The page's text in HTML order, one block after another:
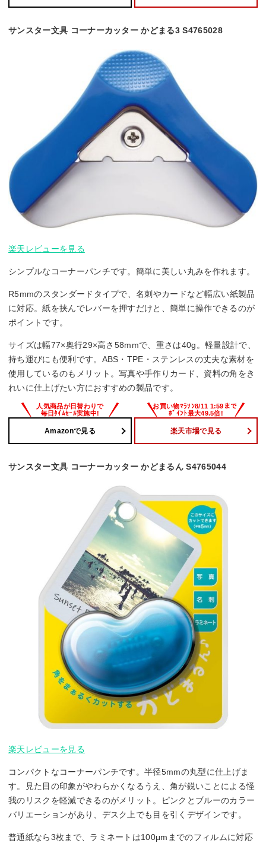
サンスター文具 コーナーカッター かどまる3 S4765028
楽天レビューを見る
シンプルなコーナーパンチです。簡単に美しい丸みを作れます。
R5mmのスタンダードタイプで、名刺やカードなど幅広い紙製品
に対応。紙を挟んでレバーを押すだけと、簡単に操作できるのが
ポイントです。
サイズは幅77×奥行29×高さ58mmで、重さは40g。軽量設計で、
持ち運びにも便利です。ABS・TPE・ステンレスの丈夫な素材を
使用しているのもメリット。写真や手作りカード、資料の角をき
れいに仕上げたい方におすすめの製品です。
Amazonで見る 楽天市場で見る
サンスター文具 コーナーカッター かどまるん S4765044
楽天レビューを見る
コンパクトなコーナーパンチです。半径5mmの丸型に仕上げま
す。見た目の印象がやわらかくなるうえ、角が鋭いことによる怪
我のリスクを軽減できるのがメリット。ピンクとブルーのカラー
バリエーションがあり、デスク上でも目を引くデザインです。
普通紙なら3枚まで、ラミネートは100μmまでのフィルムに対応